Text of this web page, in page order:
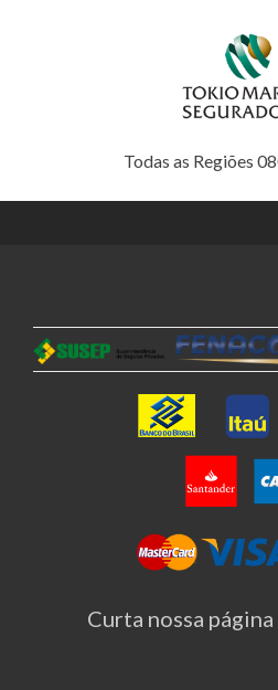
Todas as Regiões
Curta nossa